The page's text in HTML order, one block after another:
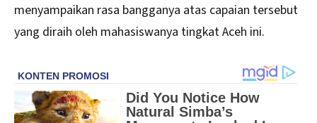
menyampaikan rasa bangganya atas capaian tersebut
yang diraih oleh mahasiswanya tingkat Aceh ini.